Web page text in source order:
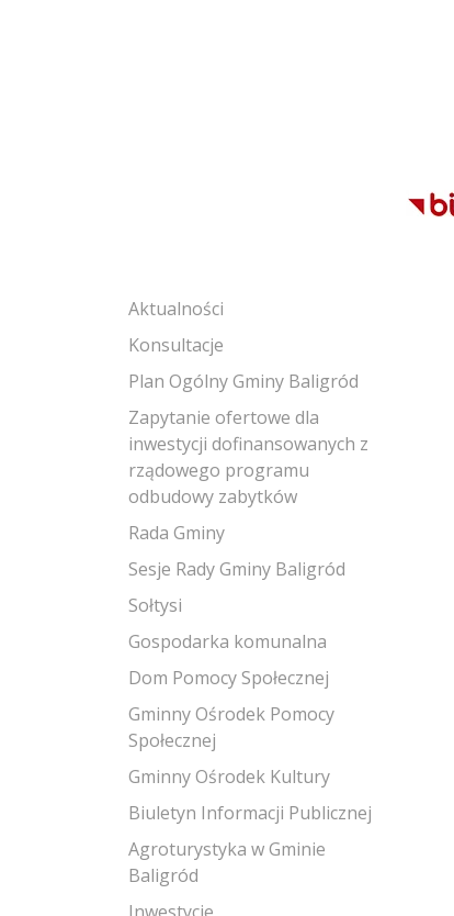
Aktualności
Konsultacje
Plan Ogólny Gminy Baligród
Zapytanie ofertowe dla
inwestycji dofinansowanych z
rządowego programu
odbudowy zabytków
Rada Gminy
Sesje Rady Gminy Baligród
Sołtysi
Gospodarka komunalna
Dom Pomocy Społecznej
Gminny Ośrodek Pomocy
Społecznej
Gminny Ośrodek Kultury
Biuletyn Informacji Publicznej
Agroturystyka w Gminie
Baligród